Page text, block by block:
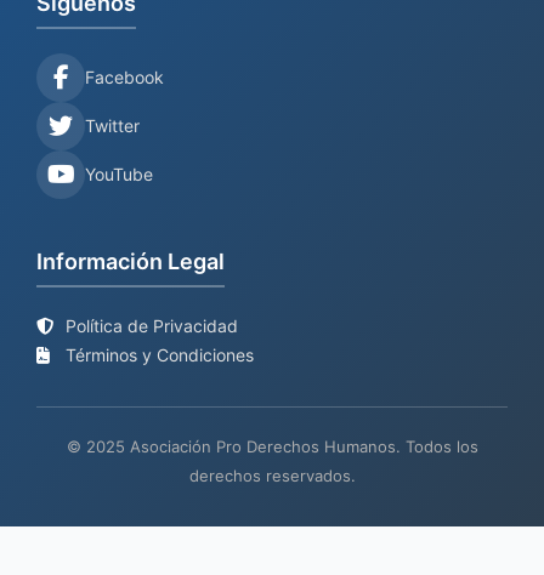
Facebook
Twitter
YouTube
Información Legal
Política de Privacidad
Términos y Condiciones
© 2025 Asociación Pro Derechos Humanos. Todos los
derechos reservados.